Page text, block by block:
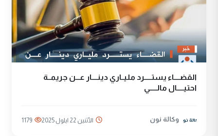
القضــــاء يستـــــرد مليــاري دينــــار عـــن جريمــة
احتيـــــال مالـــــي
وكالة نون الأثنين 22 ايلول 2025 1179